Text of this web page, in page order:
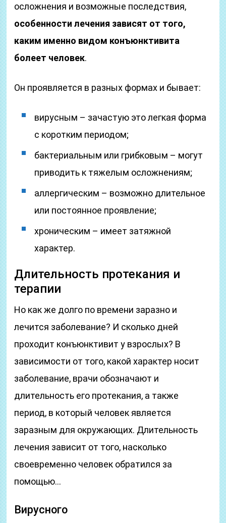
осложнения и возможные последствия,
особенности лечения зависят от того,
каким именно видом конъюнктивита
болеет человек.
Он проявляется в разных формах и бывает:
вирусным – зачастую это легкая форма
с коротким периодом;
бактериальным или грибковым – могут
приводить к тяжелым осложнениям;
аллергическим – возможно длительное
или постоянное проявление;
хроническим – имеет затяжной
характер.
Длительность протекания и
терапии
Но как же долго по времени заразно и
лечится заболевание? И сколько дней
проходит конъюнктивит у взрослых? В
зависимости от того, какой характер носит
заболевание, врачи обозначают и
длительность его протекания, а также
период, в который человек является
заразным для окружающих. Длительность
лечения зависит от того, насколько
своевременно человек обратился за
помощью…
Вирусного